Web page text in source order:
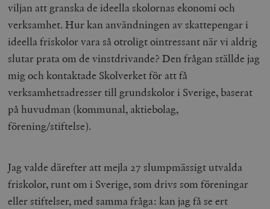
viljan att granska de ideella skolornas ekonomi och
verksamhet. Hur kan användningen av skattepengar i
ideella friskolor vara så otroligt ointressant när vi aldrig
slutar prata om de vinstdrivande? Den frågan ställde jag
mig och kontaktade Skolverket för att få
verksamhetsadresser till grundskolor i Sverige, baserat
på huvudman (kommunal, aktiebolag,
förening/stiftelse).
Jag valde därefter att mejla 27 slumpmässigt utvalda
friskolor, runt om i Sverige, som drivs som föreningar
eller stiftelser, med samma fråga: kan jag få se ert